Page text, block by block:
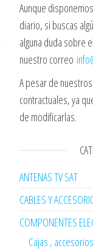
Aunque
diario, si buscas
alguna duda sobre
nuestro correo
A pesar de
contractuales, ya
de modificarlas.
ANTENAS TV SAT
CABLES Y
COMPONENTES
Cajas ,